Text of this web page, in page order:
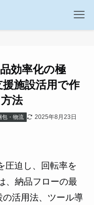
効率化の極
施設活用で作
法
包・物流 2025年8月23日
圧迫し、回転率を
、納品フローの最
活用法、ツール導